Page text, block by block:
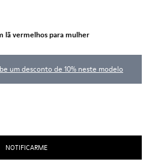
lã vermelhos para mulher
um desconto de 10% neste modelo
NOTIFICARME